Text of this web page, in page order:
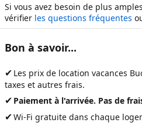
Si vous avez besoin de plus
vérifier les questions fréquentes
Bon à savoir...
✔ Les prix de location vacances
taxes et autres frais.
✔ Paiement à l'arrivée. Pas de
✔Wi-Fi gratuite dans chaque